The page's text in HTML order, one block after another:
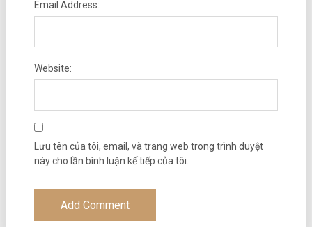
Email Address:
Website:
Lưu tên của tôi, email, và trang web trong trình duyệt
này cho lần bình luận kế tiếp của tôi.